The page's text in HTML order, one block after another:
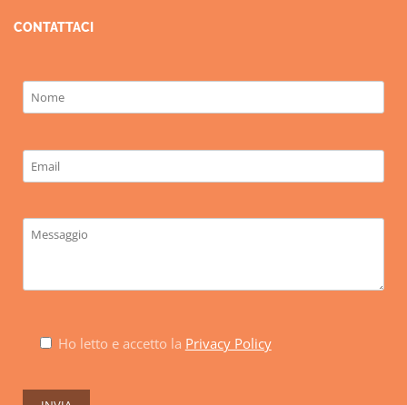
CONTATTACI
Ho letto e accetto la Privacy Policy